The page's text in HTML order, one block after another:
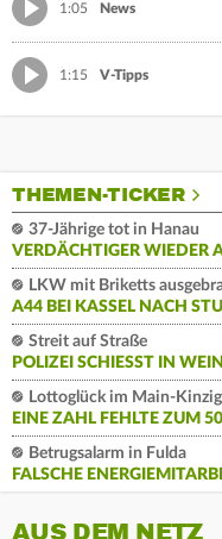
1:05 News
1:15 V-Tipps
THEMEN-TICKER
37-Jährige tot in Hanau
VERDÄCHTIGER WIEDER
LKW mit Briketts
A44 BEI KASSEL NACH
Streit auf Straße
POLIZEI SCHIESST IN
Lottoglück im Main-
EINE ZAHL FEHLTE ZUM
Betrugsalarm in Fulda
FALSCHE
AUS DEM NETZ